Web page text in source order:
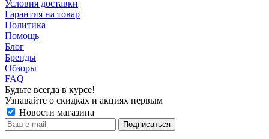
Условия доставки
Гарантия на товар
Политика
Помощь
Блог
Бренды
Обзоры
FAQ
Будьте всегда в курсе!
Узнавайте о скидках и акциях первым
Новости магазина